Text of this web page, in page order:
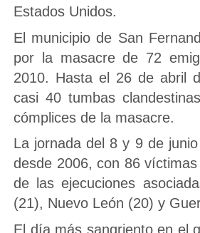
Estados Unidos.
El municipio de San
por la masacre de 72
2010. Hasta el 26 de abril
casi 40 tumbas
cómplices de la masacre.
La jornada del 8 y 9 de
desde 2006, con 86
de las ejecuciones
(21), Nuevo León (20) y
El día más sangriento en el